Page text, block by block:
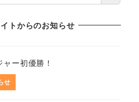
トからのお知らせ
ー初優勝！
せ